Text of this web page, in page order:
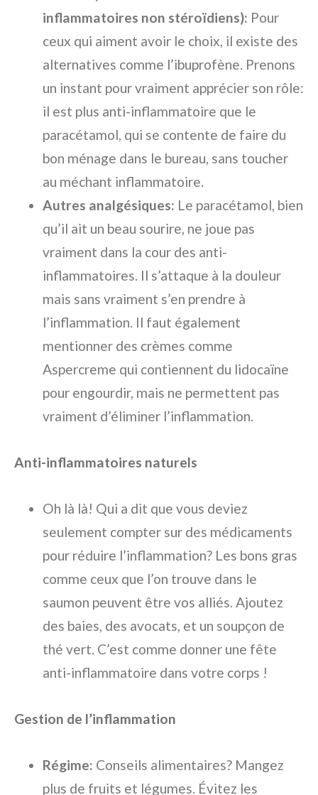
inflammatoires non stéroïdiens): Pour
ceux qui aiment avoir le choix, il existe des
alternatives comme l’ibuprofène. Prenons
un instant pour vraiment apprécier son rôle:
il est plus anti-inflammatoire que le
paracétamol, qui se contente de faire du
bon ménage dans le bureau, sans toucher
au méchant inflammatoire.
Autres analgésiques: Le paracétamol, bien
qu’il ait un beau sourire, ne joue pas
vraiment dans la cour des anti-
inflammatoires. Il s’attaque à la douleur
mais sans vraiment s’en prendre à
l’inflammation. Il faut également
mentionner des crèmes comme
Aspercreme qui contiennent du lidocaïne
pour engourdir, mais ne permettent pas
vraiment d’éliminer l’inflammation.
Anti-inflammatoires naturels
Oh là là! Qui a dit que vous deviez
seulement compter sur des médicaments
pour réduire l’inflammation? Les bons gras
comme ceux que l’on trouve dans le
saumon peuvent être vos alliés. Ajoutez
des baies, des avocats, et un soupçon de
thé vert. C’est comme donner une fête
anti-inflammatoire dans votre corps !
Gestion de l’inflammation
Régime: Conseils alimentaires? Mangez
plus de fruits et légumes. Évitez les